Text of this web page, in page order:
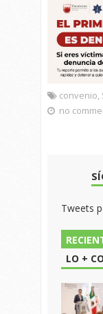
convenio,
no
Tweets
LO +